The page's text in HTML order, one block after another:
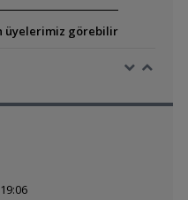
üyelerimiz görebilir